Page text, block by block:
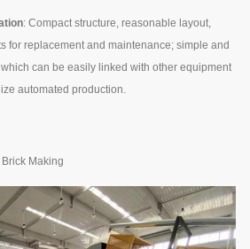
: Compact structure, reasonable layout,
for replacement and maintenance; simple and
can be easily linked with other equipment
automated production.
Making